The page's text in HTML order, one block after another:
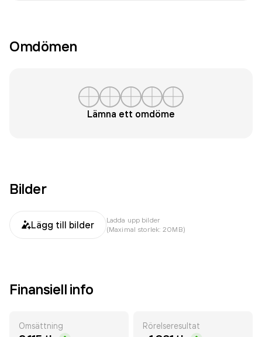
Omdömen
Lämna ett omdöme
Bilder
Lägg till bilder
Ladda upp bilder
(Maximal storlek: 20MB)
Finansiell info
Omsättning Rörelseresultat